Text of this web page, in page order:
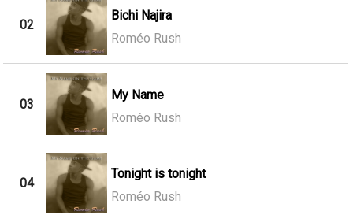
02
Bichi Najira
Roméo Rush
03
My Name
Roméo Rush
04
Tonight is tonight
Roméo Rush